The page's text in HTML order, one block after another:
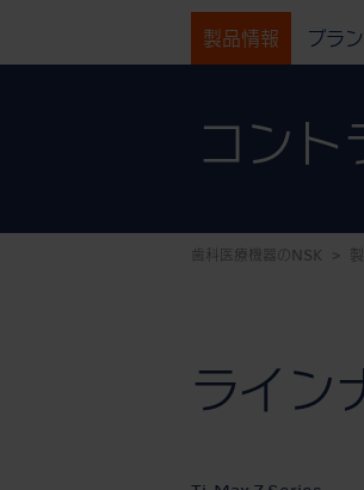
製品情報 ブラ
コント
歯科医療機器のNSK
ライン